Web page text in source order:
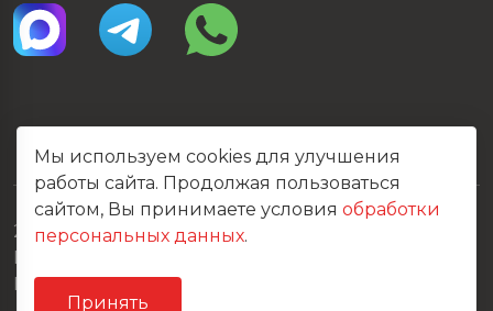
2026 © Все права защищены
Политика конфиденциальности
Карта сайта
Мы используем cookies для улучшения
работы сайта. Продолжая пользоваться
сайтом, Вы принимаете условия обработки
персональных данных.
Принять